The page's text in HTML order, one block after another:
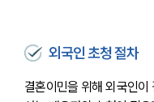
외국인 초청 절차
결혼이민을 위해 외국인